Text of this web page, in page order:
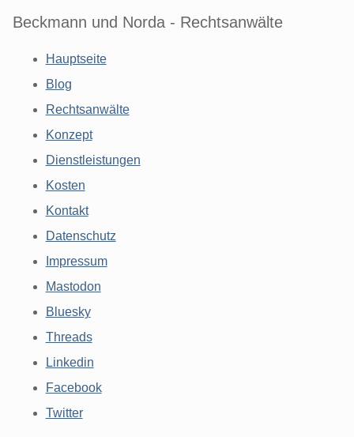
Beckmann und Norda - Rechtsanwälte
Hauptseite
Blog
Rechtsanwälte
Konzept
Dienstleistungen
Kosten
Kontakt
Datenschutz
Impressum
Mastodon
Bluesky
Threads
Linkedin
Facebook
Twitter